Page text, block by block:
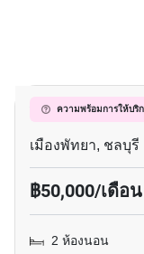
ความพร้อมการให้บริ
วินด์แฮม จอม
เมืองพัทยา, ชลบุรี
฿50,000/เดือน
2 ห้องนอน